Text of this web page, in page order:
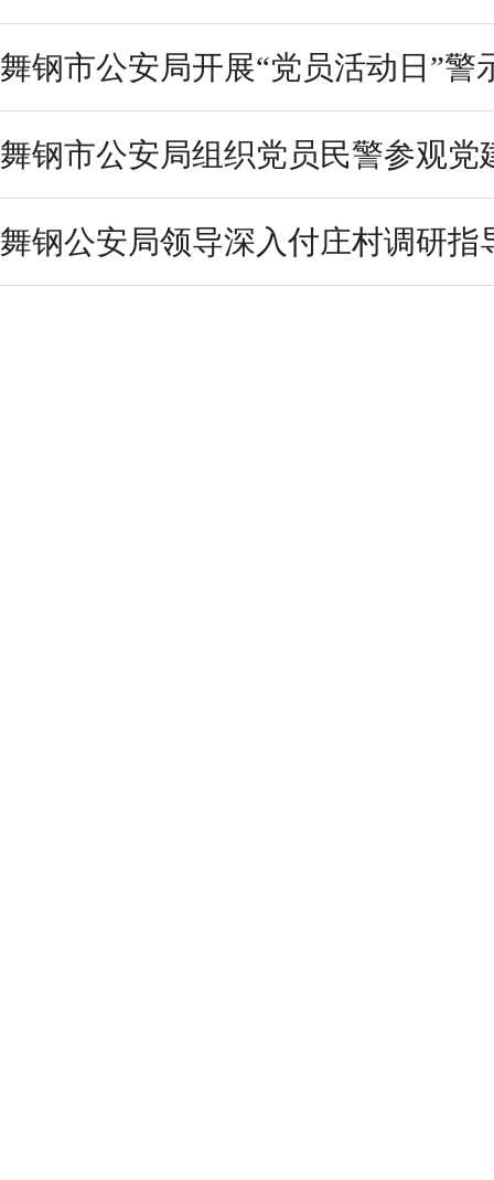
舞钢市公安局开展“党员活动日”警
舞钢市公安局组织党员民警参观党
舞钢公安局领导深入付庄村调研指